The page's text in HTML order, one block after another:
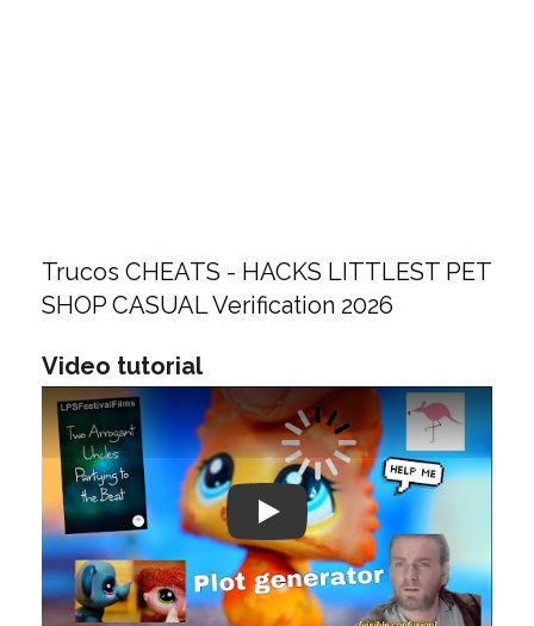
Trucos CHEATS - HACKS LITTLEST PET
SHOP CASUAL Verification 2026
Video tutorial
Play: Keynote (Google I/O '18)